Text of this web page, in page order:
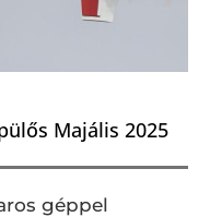
Majális 2025
géppel